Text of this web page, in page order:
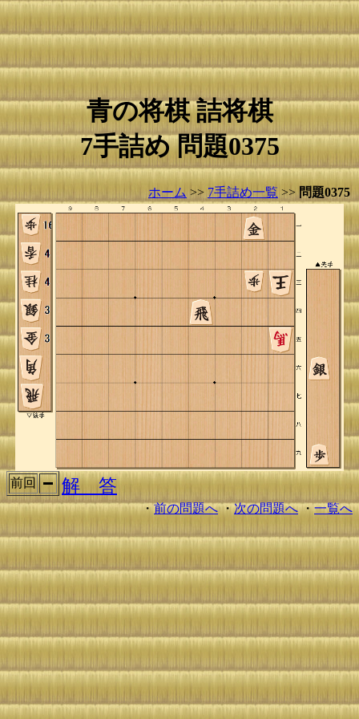
青の将棋 詰将棋
7手詰め 問題0375
ホーム >> 7手詰め一覧 >> 問題0375
前回 解 答
・前の問題へ・次の問題へ・一覧へ